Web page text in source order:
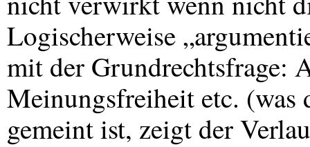
Logischerweise
mit der Grundrechtsfrage:
Meinungsfreiheit etc.
gemeint ist, zeigt der